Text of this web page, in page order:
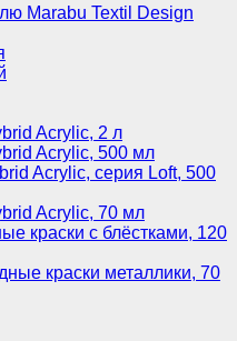
Marabu Textil Design
Acrylic, 2 л
Acrylic, 500 мл
Acrylic, серия Loft, 500
Acrylic, 70 мл
краски с блёстками, 120
краски металлики, 70